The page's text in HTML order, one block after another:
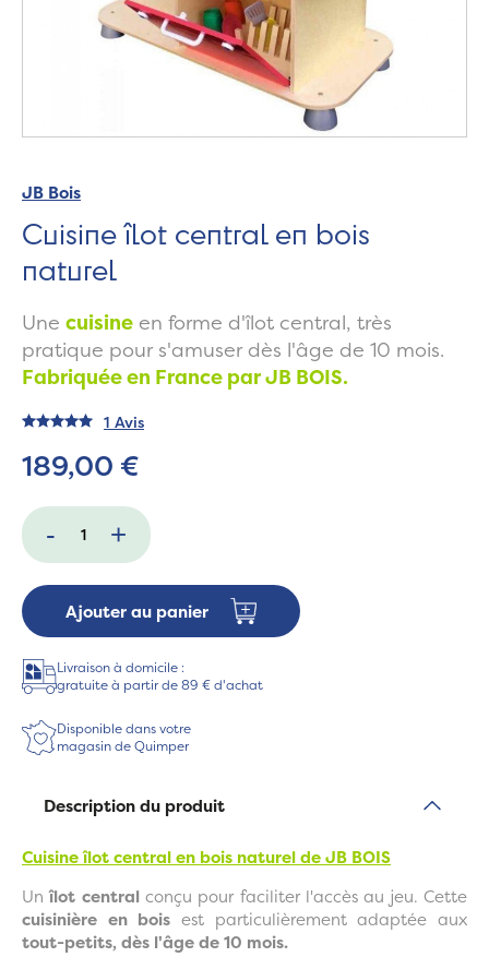
JB Bois
Cuisine îlot central en bois
naturel
Une cuisine en forme d'îlot central, très
pratique pour s'amuser dès l'âge de 10 mois.
Fabriquée en France par JB BOIS.
1 Avis
189,00 €
- +
Ajouter au panier
Livraison à domicile :
gratuite à partir de 89 € d'achat
Disponible dans votre
magasin de Quimper
Description du produit
Cuisine îlot central en bois naturel de JB BOIS
Unîlot centralconçu pour faciliter l'accès au jeu. Cette
cuisinière en bois est particulièrement adaptée aux
tout-petits, dès l'âge de 10 mois.